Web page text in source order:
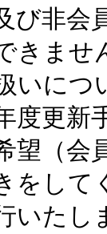
非会
きませ
いにつ
度更新
望（会
をして
いたし